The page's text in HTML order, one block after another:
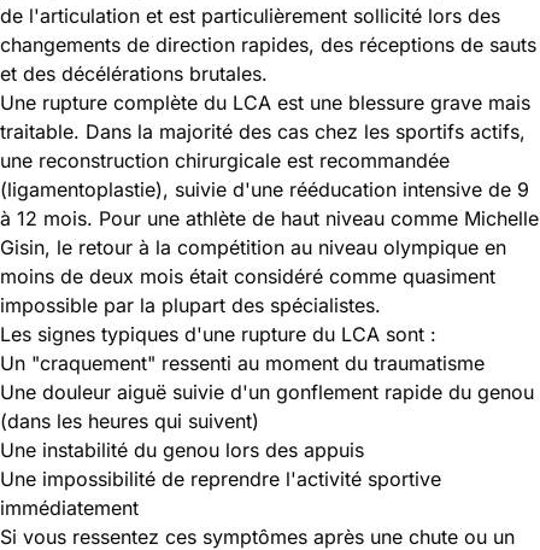
de l'articulation et est particulièrement sollicité lors des
changements de direction rapides, des réceptions de sauts
et des décélérations brutales.
Une rupture complète du LCA est une blessure grave mais
traitable. Dans la majorité des cas chez les sportifs actifs,
une reconstruction chirurgicale est recommandée
(ligamentoplastie), suivie d'une rééducation intensive de 9
à 12 mois. Pour une athlète de haut niveau comme Michelle
Gisin, le retour à la compétition au niveau olympique en
moins de deux mois était considéré comme quasiment
impossible par la plupart des spécialistes.
Les signes typiques d'une rupture du LCA sont :
Un "craquement" ressenti au moment du traumatisme
Une douleur aiguë suivie d'un gonflement rapide du genou
(dans les heures qui suivent)
Une instabilité du genou lors des appuis
Une impossibilité de reprendre l'activité sportive
immédiatement
Si vous ressentez ces symptômes après une chute ou un